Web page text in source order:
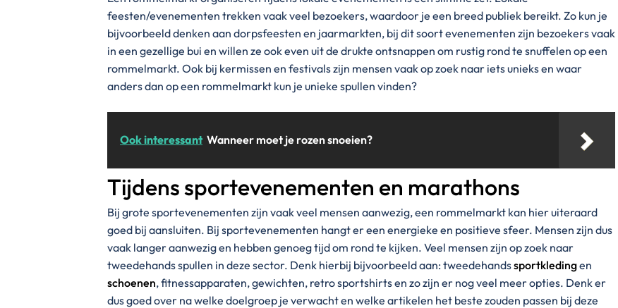
feesten/evenementen trekken vaak veel bezoekers, waardoor je een breed publiek bereikt. Zo kun je
bijvoorbeeld denken aan dorpsfeesten en jaarmarkten, bij dit soort evenementen zijn bezoekers vaak
in een gezellige bui en willen ze ook even uit de drukte ontsnappen om rustig rond te snuffelen op een
rommelmarkt. Ook bij kermissen en festivals zijn mensen vaak op zoek naar iets unieks en waar
anders dan op een rommelmarkt kun je unieke spullen vinden?
Ook interessant Wanneer moet je rozen snoeien?
Tijdens sportevenementen en marathons
Bij grote sportevenementen zijn vaak veel mensen aanwezig, een rommelmarkt kan hier uiteraard
goed bij aansluiten. Bij sportevenementen hangt er een energieke en positieve sfeer. Mensen zijn dus
vaak langer aanwezig en hebben genoeg tijd om rond te kijken. Veel mensen zijn op zoek naar
tweedehands spullen in deze sector. Denk hierbij bijvoorbeeld aan: tweedehandssportkledingen
schoenen, fitnessapparaten, gewichten, retro sportshirts en zo zijn er nog veel meer opties. Denk er
dus goed over na welke doelgroep je verwacht en welke artikelen het beste zouden passen bij deze